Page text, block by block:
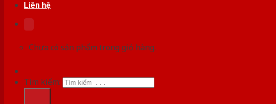
Liên hệ
Chưa có sản phẩm trong giỏ hàng.
Tìm kiếm: